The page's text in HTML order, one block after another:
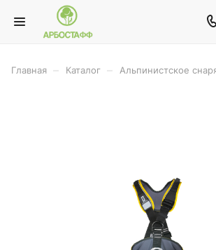
Главная Каталог Альпинистское